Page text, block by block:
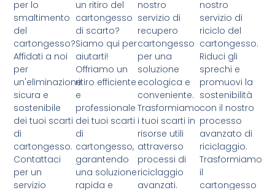
per lo
smaltimento
del
cartongesso?
Affidati a noi
per
un'eliminazione
sicura e
sostenibile
dei tuoi scarti
di
cartongesso.
Contattaci
per un
servizio
un ritiro del
cartongesso
di scarto?
Siamo qui per
aiutarti!
Offriamo un
ritiro efficiente
e
professionale
dei tuoi scarti
di
cartongesso,
garantendo
una soluzione
rapida e
nostro
servizio di
recupero
cartongesso
per una
soluzione
ecologica e
conveniente.
Trasformiamo
i tuoi scarti in
risorse utili
attraverso
processi di
riciclaggio
avanzati.
nostro
servizio di
riciclo del
cartongesso.
Riduci gli
sprechi e
promuovi la
sostenibilità
con il nostro
processo
avanzato di
riciclaggio.
Trasformiamo
il
cartongesso